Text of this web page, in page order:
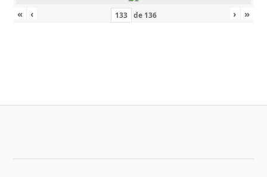
« ‹ de 136 › »